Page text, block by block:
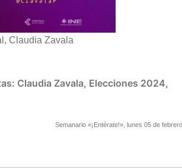
Claudia Zavala
Claudia Zavala, Elecciones 2024,
Semanario «¡Entérate!», lunes 05 de